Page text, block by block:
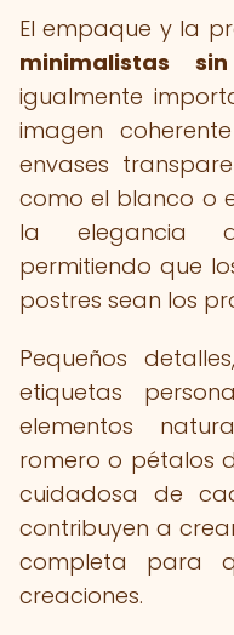
El empaque y la
minimalistas
igualmente
imagen
envases
como el blanco o
la elegancia
permitiendo que
postres sean los
Pequeños
etiquetas
elementos
romero o pétalos
cuidadosa de
contribuyen a
completa para
creaciones.